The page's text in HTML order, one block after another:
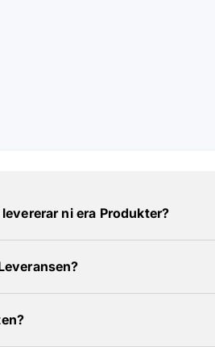
ni era Produkter?